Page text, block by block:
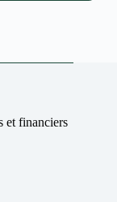
et financiers